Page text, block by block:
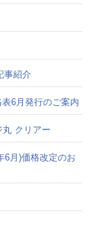
事紹介
6月発行のご案内
クリアー
6月)価格改定のお